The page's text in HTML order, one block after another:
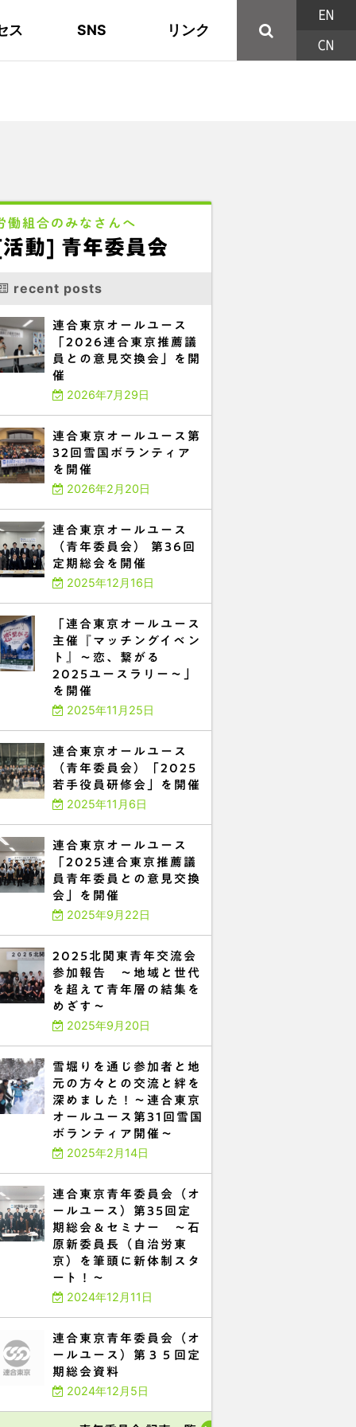
44の構成組織 主な取り組み
地域活動 資料
ス
東部ブロック地協 西北ブロック
SNS
YouTube X/Twitter
リンク
EN
CN
働組合のみなさんへ
動] 青年委員会
recent posts
連合東京オールユース
「2026連合東京推薦議
員との意見交換会」を開
催
2026年7月29日
連合東京オールユース第
32回雪国ボランティア
を開催
2026年2月20日
連合東京オールユース
（青年委員会） 第36回
定期総会を開催
2025年12月16日
「連合東京オールユース
主催『マッチングイベン
ト』～恋、繋がる
2025ユースラリー～」
を開催
2025年11月25日
連合東京オールユース
（青年委員会）「2025
若手役員研修会」を開催
2025年11月6日
連合東京オールユース
「2025連合東京推薦議
員青年委員との意見交換
会」を開催
2025年9月22日
2025北関東青年交流会
参加報告 ～地域と世代
を超えて青年層の結集を
めざす～
2025年9月20日
雪堀りを通じ参加者と地
元の方々との交流と絆を
深めました！～連合東京
オールユース第31回雪国
ボランティア開催～
2025年2月14日
連合東京青年委員会（オ
ールユース）第35回定
期総会＆セミナー ～石
原新委員長（自治労東
京）を筆頭に新体制スタ
ート！～
2024年12月11日
連合東京青年委員会（オ
ールユース）第３５回定
期総会資料
2024年12月5日